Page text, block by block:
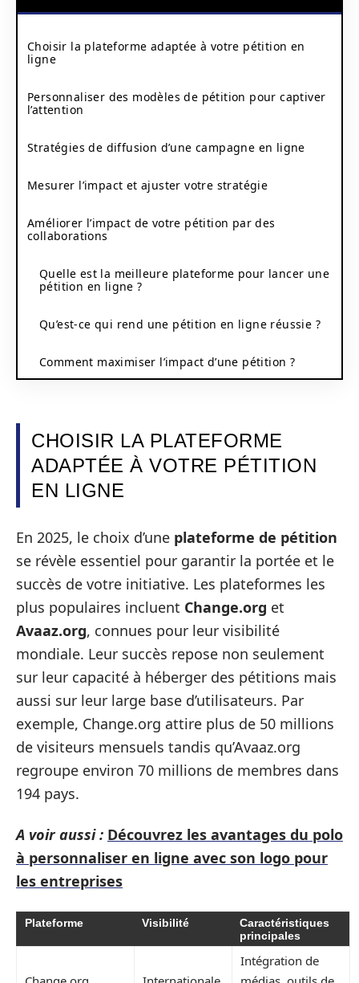
Choisir la plateforme adaptée à votre pétition en
ligne
Personnaliser des modèles de pétition pour captiver
l’attention
Stratégies de diffusion d’une campagne en ligne
Mesurer l’impact et ajuster votre stratégie
Améliorer l’impact de votre pétition par des
collaborations
Quelle est la meilleure plateforme pour lancer une
pétition en ligne ?
Qu’est-ce qui rend une pétition en ligne réussie ?
Comment maximiser l’impact d’une pétition ?
CHOISIR LA PLATEFORME
ADAPTÉE À VOTRE PÉTITION
EN LIGNE
En 2025, le choix d’une plateforme de pétition
se révèle essentiel pour garantir la portée et le
succès de votre initiative. Les plateformes les
plus populaires incluent Change.org et
Avaaz.org, connues pour leur visibilité
mondiale. Leur succès repose non seulement
sur leur capacité à héberger des pétitions mais
aussi sur leur large base d’utilisateurs. Par
exemple, Change.org attire plus de 50 millions
de visiteurs mensuels tandis qu’Avaaz.org
regroupe environ 70 millions de membres dans
194 pays.
A voir aussi : Découvrez les avantages du polo
à personnaliser en ligne avec son logo pour
les entreprises
Plateforme Visibilité
Caractéristiques
principales
Intégration de